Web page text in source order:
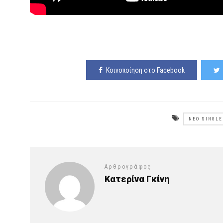
Κοινοποίηση στο Facebook
ΝΈΟ SINGLE
Αρθρογράφος
Κατερίνα Γκίνη